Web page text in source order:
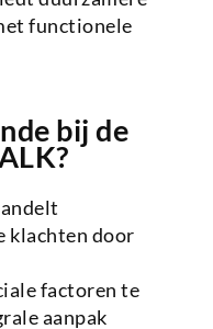
functionele
bij de
klachten door
factoren te
aanpak